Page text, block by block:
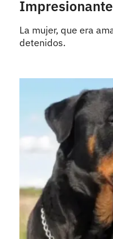
La mujer, que era
detenidos.